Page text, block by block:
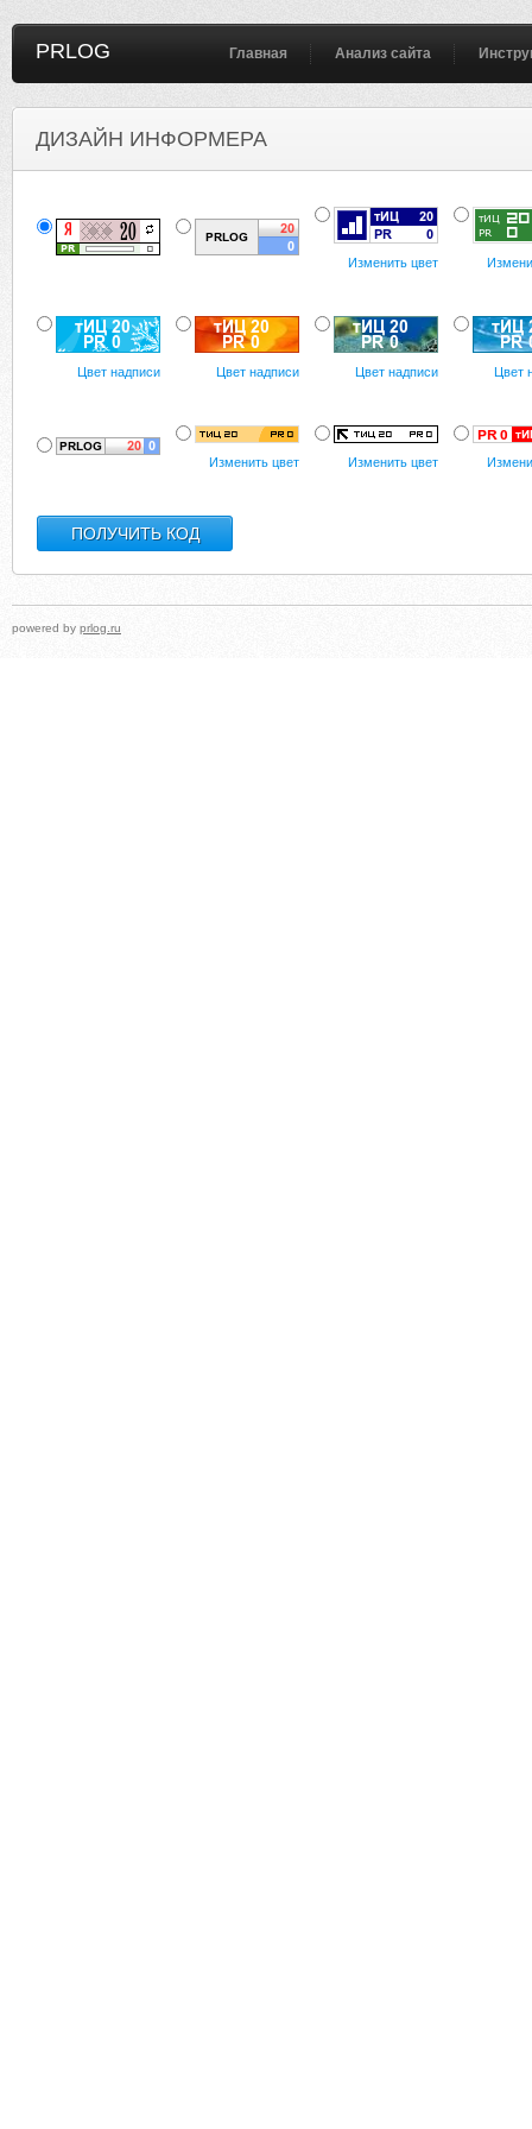
PRLOG Главная Анализ сайта
ДИЗАЙН ИНФОРМЕРА
Изменить цвет
Цвет надписи Цвет надписи Цвет надписи Цвет
Изменить цвет Изменить цвет
powered by prlog.ru